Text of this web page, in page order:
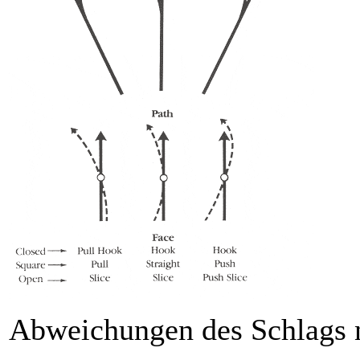
Abweichungen des Schlags